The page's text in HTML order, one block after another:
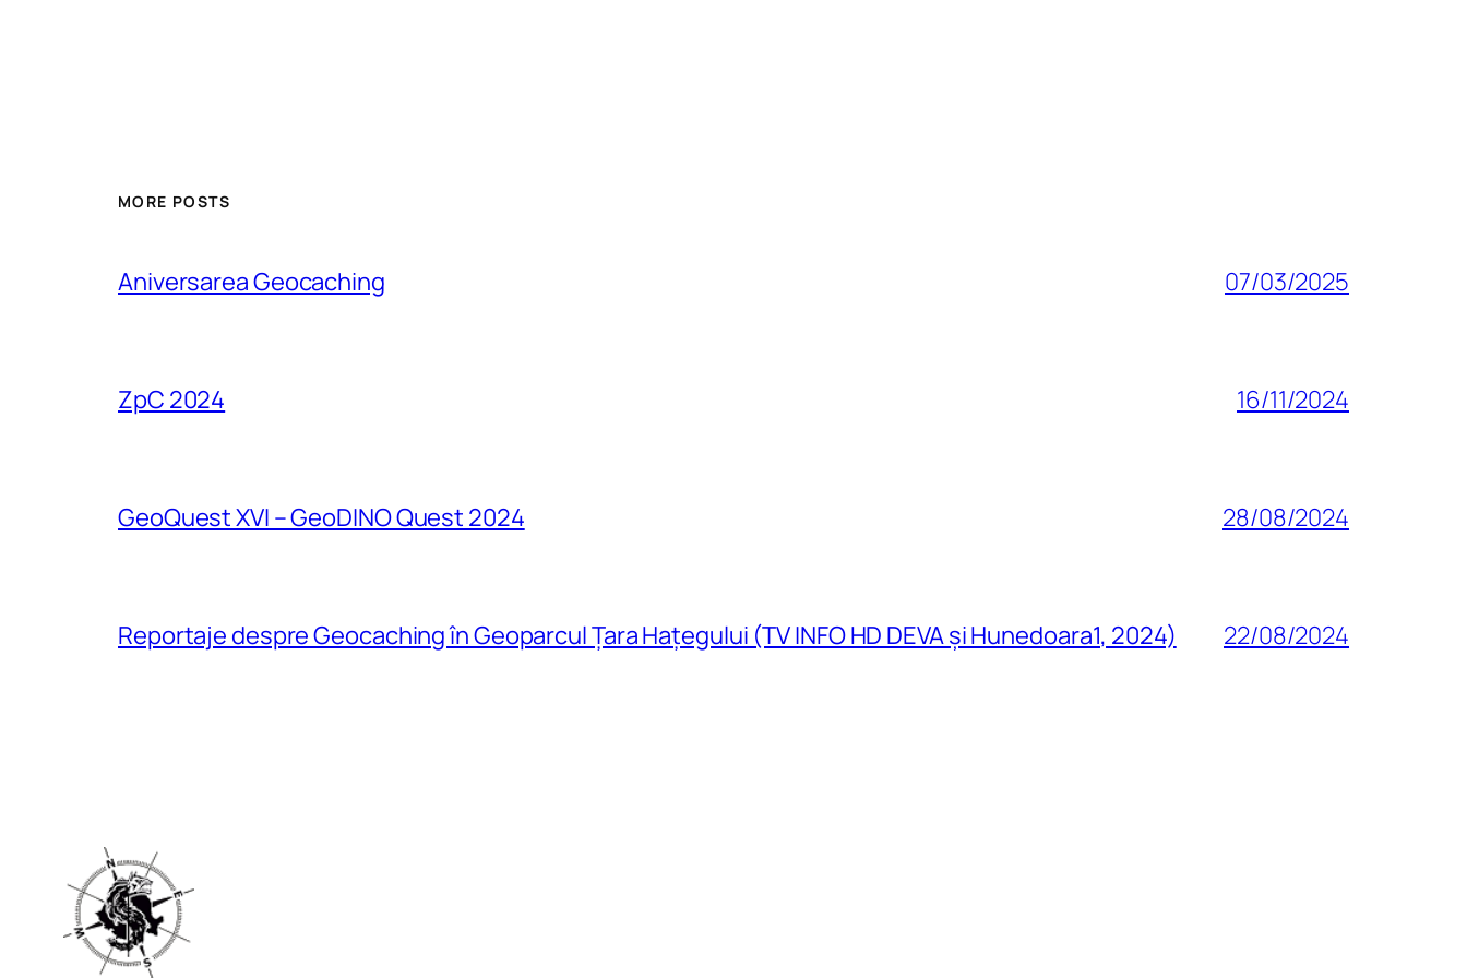
MORE POSTS
Aniversarea Geocaching 07/03/2025
ZpC 2024 16/11/2024
GeoQuest XVI – GeoDINO Quest 2024 28/08/2024
Reportaje despre Geocaching în Geoparcul Țara Hațegului (TV INFO HD DEVA și Hunedoara1, 2024) 22/08/2024